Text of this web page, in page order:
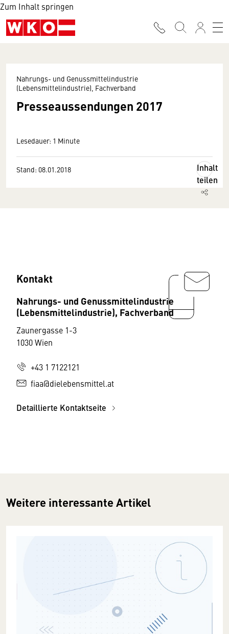
Zum Inhalt springen
Nahrungs- und Genussmittelindustrie
(Lebensmittelindustrie), Fachverband
Presseaussendungen 2017
Lesedauer: 1 Minute
Stand: 08.01.2018
Inhalt
teilen
Kontakt
Nahrungs- und Genussmittelindustrie
(Lebensmittelindustrie), Fachverband
Zaunergasse 1-3
1030 Wien
+43 1 7122121
fiaa@dielebensmittel.at
Detaillierte Kontaktseite
Weitere interessante Artikel